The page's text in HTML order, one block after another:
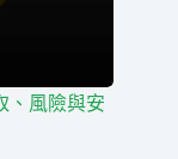
、風險與安